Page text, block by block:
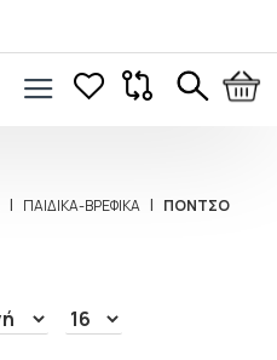
ΠΑΙΔΙΚΑ-ΒΡΕΦΙΚΑ ΠΟΝΤΣΟ